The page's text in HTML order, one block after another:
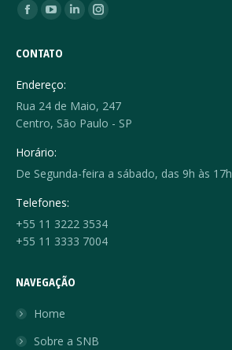
Encontre-nos em:
Facebook
opens
in
new
window
YouTube
opens
in
new
window
Linkedin
new
window
Instagram
new
window
CONTATO
Endereço:
Rua 24 de Maio, 247
Centro, São Paulo - SP
Horário:
De Segunda-feira a sábado, das 9h às 17h
Telefones:
+55 11 3222 3534
+55 11 3333 7004
NAVEGAÇÃO
Home
Sobre a SNB